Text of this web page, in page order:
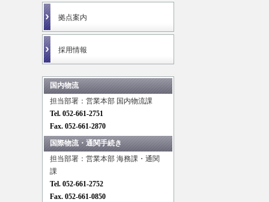
拠点案内
採用情報
国内物流
担当部署：営業本部 国内物流課
Tel. 052-661-2751
Fax. 052-661-2870
国際物流・通関手続き
担当部署：営業本部 海務課・通関
課
Tel. 052-661-2752
Fax. 052-661-0850